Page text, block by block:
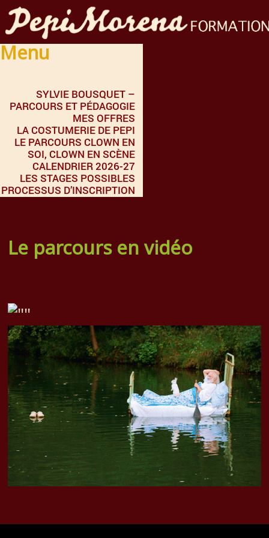
Menu
SYLVIE BOUSQUET –
PARCOURS ET PÉDAGOGIE
MES OFFRES
LA COSTUMERIE DE PEPI
LE PARCOURS CLOWN EN
SOI, CLOWN EN SCÈNE
CALENDRIER 2026-27
LES STAGES POSSIBLES
PROCESSUS D’INSCRIPTION
Le parcours en vidéo